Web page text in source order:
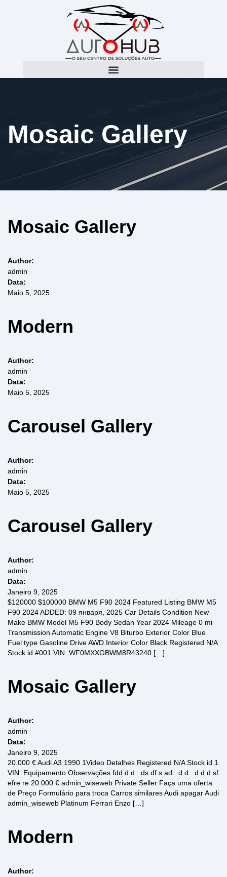
Mosaic Gallery
Mosaic Gallery
Author:
admin
Data:
Maio 5, 2025
Modern
Author:
admin
Data:
Maio 5, 2025
Carousel Gallery
Author:
admin
Data:
Maio 5, 2025
Carousel Gallery
Author:
admin
Data:
Janeiro 9, 2025
$120000 $100000 BMW M5 F90 2024 Featured Listing BMW M5
F90 2024 ADDED: 09 января, 2025 Car Details Condition New
Make BMW Model M5 F90 Body Sedan Year 2024 Mileage 0 mi
Transmission Automatic Engine V8 Biturbo Exterior Color Blue
Fuel type Gasoline Drive AWD Interior Color Black Registered N/A
Stock id #001 VIN: WF0MXXGBWM8R43240 […]
Mosaic Gallery
Author:
admin
Data:
Janeiro 9, 2025
20.000 € Audi A3 1990 1Video Detalhes Registered N/A Stock id 1
VIN: Equipamento Observações fdd d d ds df s ad d d d d d sf
efre re 20.000 € admin_wiseweb Private Seller Faça uma oferta
de Preço Formulário para troca Carros similares Audi apagar Audi
admin_wiseweb Platinum Ferrari Enzo […]
Modern
Author: